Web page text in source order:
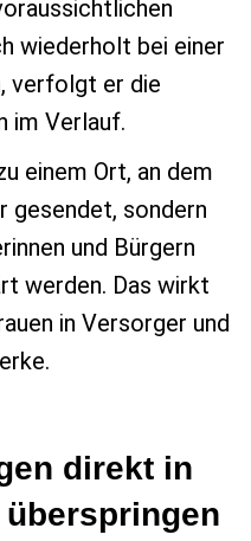
wiederholt bei einer
verfolgt er die
im Verlauf.
einem Ort, an dem
gesendet, sondern
und Bürgern
werden. Das wirkt
in Versorger und
direkt in